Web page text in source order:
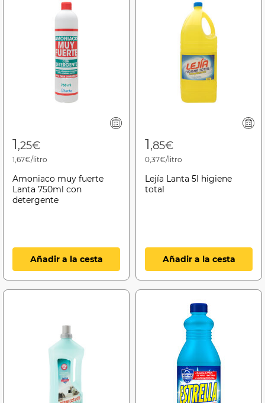
1,25€
1,67€/litro
Amoniaco muy fuerte
Lanta 750ml con
detergente
Añadir a la cesta
1,85€
0,37€/litro
Lejía Lanta 5l higiene
total
Añadir a la cesta